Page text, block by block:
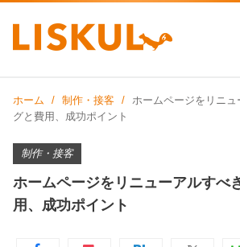
ホーム 制作・接客
ホームページをリニ
グと費用、成功ポイント
制作・接客
ホームページをリニューアルすべ
用、成功ポイント